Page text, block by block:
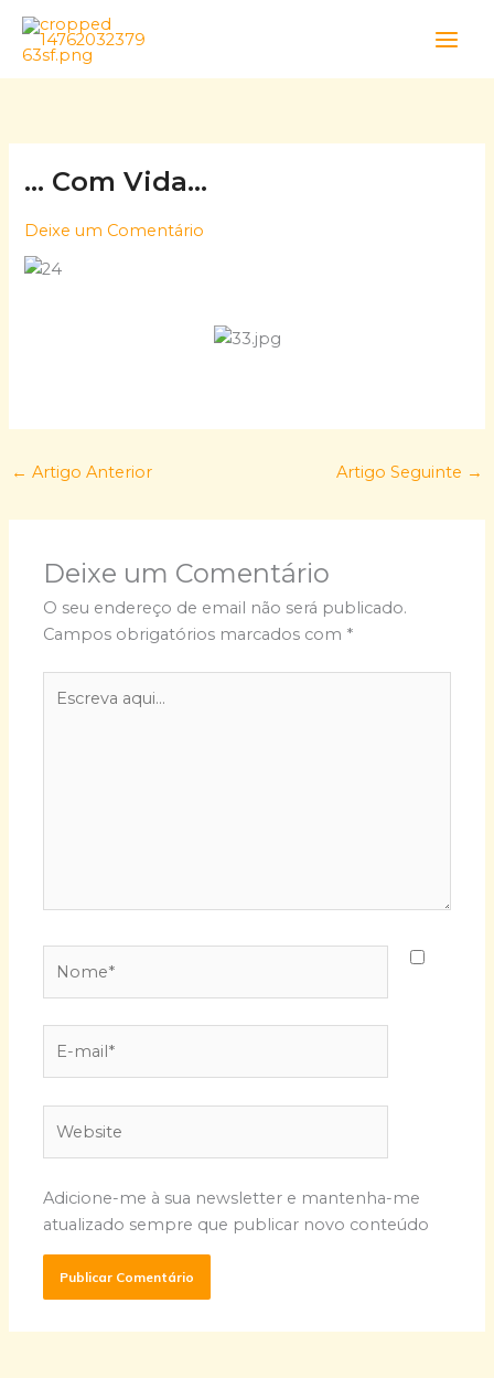
Skip
content
… Com Vida…
Deixe um Comentário
← Artigo Anterior Artigo Seguinte →
Deixe um Comentário
O seu endereço de email não será publicado.
Campos obrigatórios marcados com *
aqui...
mail*
Adicione-me à sua newsletter e mantenha-me
atualizado sempre que publicar novo conteúdo